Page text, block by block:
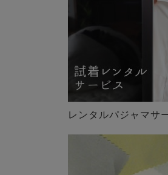
レンタルパジャマサ